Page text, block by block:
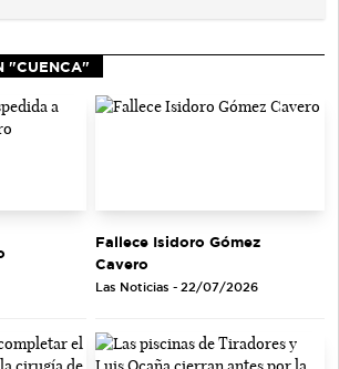
"CUENCA"
Fallece Isidoro Gómez
Cavero
Las Noticias - 22/07/2026